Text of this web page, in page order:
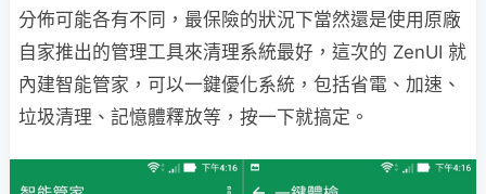
分佈可能各有不同，最保險的狀況下當然還是使用原廠
自家推出的管理工具來清理系統最好，這次的 ZenUI 就
內建智能管家，可以一鍵優化系統，包括省電、加速、
垃圾清理、記憶體釋放等，按一下就搞定。